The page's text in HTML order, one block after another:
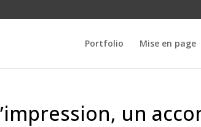
Portfolio Mise en page
un